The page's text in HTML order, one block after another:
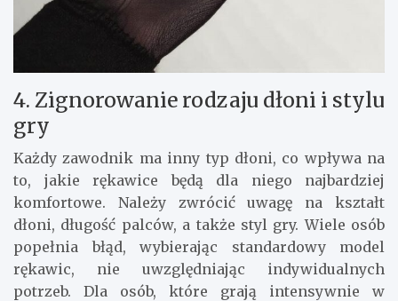
4. Zignorowanie rodzaju dłoni i stylu
gry
Każdy zawodnik ma inny typ dłoni, co wpływa na
to, jakie rękawice będą dla niego najbardziej
komfortowe. Należy zwrócić uwagę na kształt
dłoni, długość palców, a także styl gry. Wiele osób
popełnia błąd, wybierając standardowy model
rękawic, nie uwzględniając indywidualnych
potrzeb. Dla osób, które grają intensywnie w